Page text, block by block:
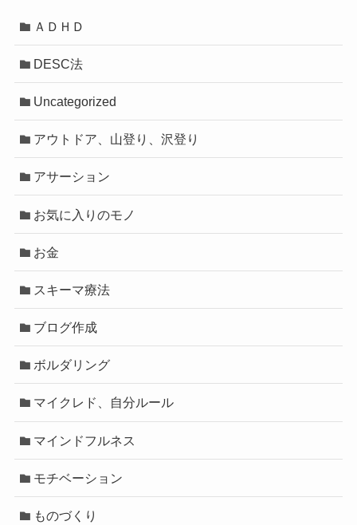
ＡＤＨＤ
DESC法
Uncategorized
アウトドア、山登り、沢登り
アサーション
お気に入りのモノ
お金
スキーマ療法
ブログ作成
ボルダリング
マイクレド、自分ルール
マインドフルネス
モチベーション
ものづくり